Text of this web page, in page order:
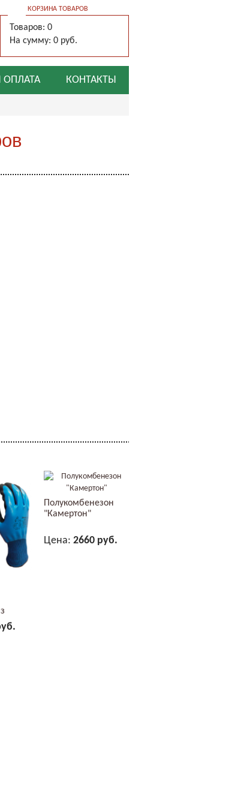
КОРЗИНА ТОВАРОВ
Товаров: 0
На сумму: 0 руб.
ОПЛАТА КОНТАКТЫ
Полукомбенезон
"Камертон"
Цена:2660 руб.